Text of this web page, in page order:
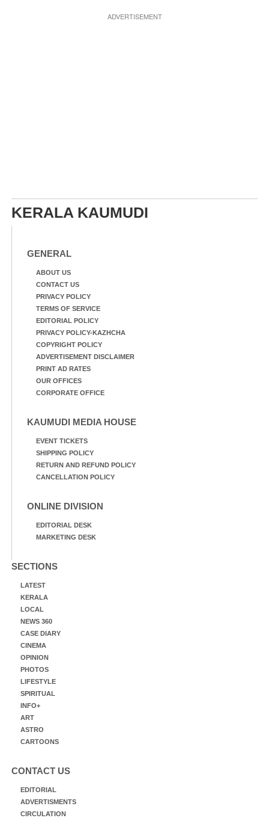
ADVERTISEMENT
KERALA KAUMUDI
GENERAL
ABOUT US
CONTACT US
PRIVACY POLICY
TERMS OF SERVICE
EDITORIAL POLICY
PRIVACY POLICY-KAZHCHA
COPYRIGHT POLICY
ADVERTISEMENT DISCLAIMER
PRINT AD RATES
OUR OFFICES
CORPORATE OFFICE
KAUMUDI MEDIA HOUSE
EVENT TICKETS
SHIPPING POLICY
RETURN AND REFUND POLICY
CANCELLATION POLICY
ONLINE DIVISION
EDITORIAL DESK
MARKETING DESK
SECTIONS
LATEST
KERALA
LOCAL
NEWS 360
CASE DIARY
CINEMA
OPINION
PHOTOS
LIFESTYLE
SPIRITUAL
INFO+
ART
ASTRO
CARTOONS
CONTACT US
EDITORIAL
ADVERTISMENTS
CIRCULATION